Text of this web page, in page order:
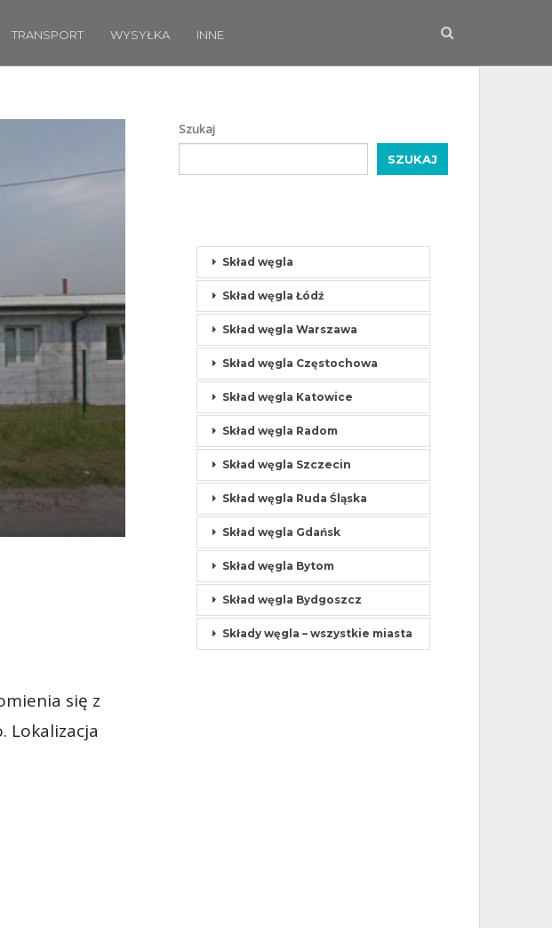
TRANSPORT WYSYŁKA INNE
się z
Szukaj
SZUKAJ
Skład węgla
Skład węgla Łódź
Skład węgla Warszawa
Skład węgla Częstochowa
Skład węgla Katowice
Skład węgla Radom
Skład węgla Szczecin
Skład węgla Ruda Śląska
Skład węgla Gdańsk
Skład węgla Bytom
Skład węgla Bydgoszcz
Składy węgla – wszystkie miasta